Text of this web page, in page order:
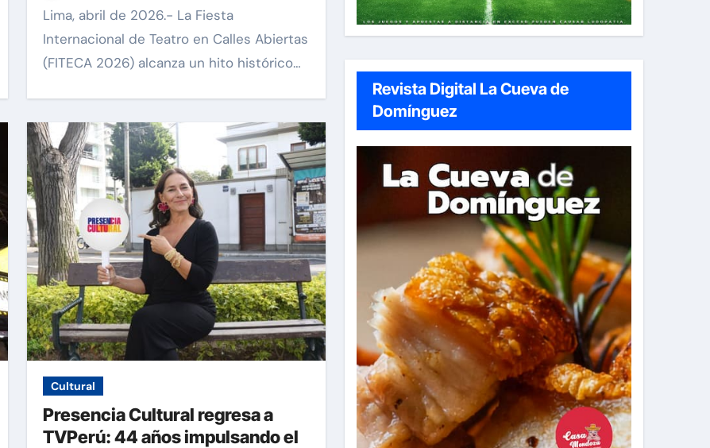
Lima, abril de 2026.- La Fiesta
Internacional de Teatro en Calles Abiertas
(FITECA 2026) alcanza un hito histórico…
Cultural
Presencia Cultural regresa a
TVPerú: 44 años impulsando el
Revista Digital La Cueva de
Domínguez